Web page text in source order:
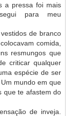
a pressa foi mais
para meu
de branco
comida,
resmungos que
criticar qualquer
espécie de ser
mundo em que
que te afastem do
de inveja.